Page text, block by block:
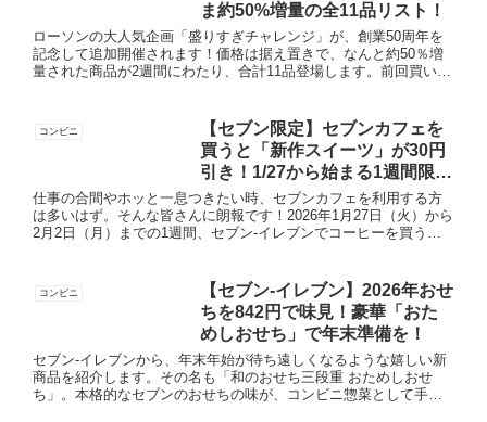
ま約50%増量の全11品リスト！
ローソンの大人気企画「盛りすぎチャレンジ」が、創業50周年を
記念して追加開催されます！価格は据え置きで、なんと約50％増
量された商品が2週間にわたり、合計11品登場します。前回買い逃
コンビニ
【セブン限定】セブンカフェを
買うと「新作スイーツ」が30円
引き！1/27から始まる1週間限定
の神クーポンを攻略！
仕事の合間やホッと一息つきたい時、セブンカフェを利用する方
は多いはず。そんな皆さんに朗報です！2026年1月27日（火）から
2月2日（月）までの1週間、セブン-イレブンでコーヒーを買う
コンビニ
【セブン-イレブン】2026年おせ
ちを842円で味見！豪華「おた
めしおせち」で年末準備を！
セブン-イレブンから、年末年始が待ち遠しくなるような嬉しい新
商品を紹介します。その名も「和のおせち三段重 おためしおせ
ち」。本格的なセブンのおせちの味が、コンビニ惣菜として手軽